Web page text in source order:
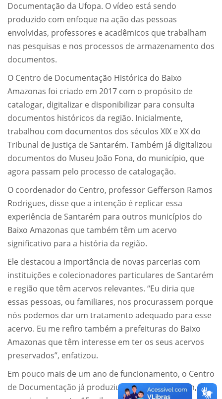
Documentação da Ufopa. O vídeo está sendo
produzido com enfoque na ação das pessoas
envolvidas, professores e acadêmicos que trabalham
nas pesquisas e nos processos de armazenamento dos
documentos.
O Centro de Documentação Histórica do Baixo
Amazonas foi criado em 2017 com o propósito de
catalogar, digitalizar e disponibilizar para consulta
documentos históricos da região. Inicialmente,
trabalhou com documentos dos séculos XIX e XX do
Tribunal de Justiça de Santarém. Também já digitalizou
documentos do Museu João Fona, do município, que
agora passam pelo processo de catalogação.
O coordenador do Centro, professor Gefferson Ramos
Rodrigues, disse que a intenção é replicar essa
experiência de Santarém para outros municípios do
Baixo Amazonas que também têm um acervo
significativo para a história da região.
Ele destacou a importância de novas parcerias com
instituições e colecionadores particulares de Santarém
e região que têm acervos relevantes. “Eu diria que
essas pessoas, ou familiares, nos procurassem porque
nós podemos dar um tratamento adequado para esse
acervo. Eu me refiro também a prefeituras do Baixo
Amazonas que têm interesse em ter os seus acervos
preservados”, enfatizou.
Em pouco mais de um ano de funcionamento, o Centro
de Documentação já produziu dois catálogos com,